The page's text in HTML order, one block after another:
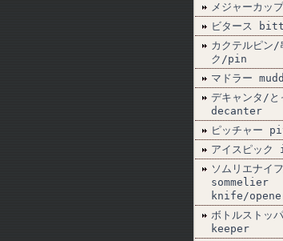
メジャーカ
ビタース
カクテルピン
ク/pin
マドラー
デキャンタ/と
decanter
ピッチャー
アイスピッ
ソムリエナイ
sommelier
knife/
ボトルスト
keeper